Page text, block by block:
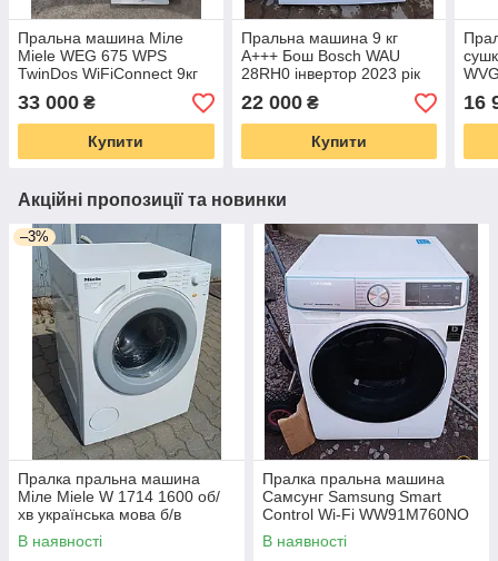
Пральна машина Міле
Miele WEG 675 WPS
TwinDos WiFiConnect 9кг
А+++
33 000 ₴
Купити
Пральна машина 9 кг
А+++ Бош Bosch WAU
28RH0 інвертор 2023 рік
22 000₴
Купити
16
Акційні пропозиції та новинки
–3%
Пралка пральна машина
Міле Miele W 1714 1600 об/
хв українська мова б/в
вживана Made in Germany
В наявності
Пралка пральна машина
Самсунг Samsung Smart
Control Wi-Fi WW91M760NO
9 кг 1600 о б/хв інвертор
стиральная машина б/у
В наявності